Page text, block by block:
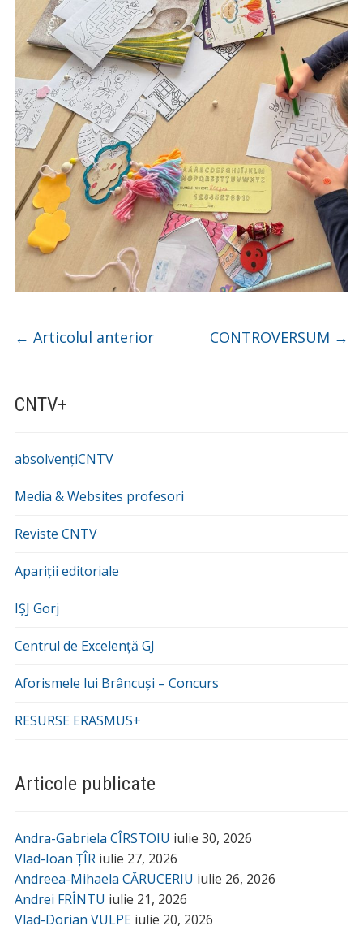
CNTV+
absolvențiCNTV
Media & Websites profesori
Reviste CNTV
Apariții editoriale
IȘJ Gorj
Centrul de Excelență GJ
Aforismele lui Brâncuși – Concurs
RESURSE ERASMUS+
Articole publicate
Andra-Gabriela CÎRSTOIU iulie 30, 2026
Vlad-Ioan ȚÎR iulie 27, 2026
Andreea-Mihaela CĂRUCERIU iulie 26, 2026
Andrei FRÎNTU iulie 21, 2026
Vlad-Dorian VULPE iulie 20, 2026
← Articolul anterior CONTROVERSUM →